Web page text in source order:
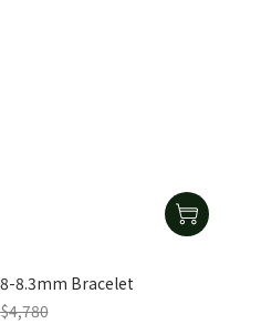
8.3mm Bracelet